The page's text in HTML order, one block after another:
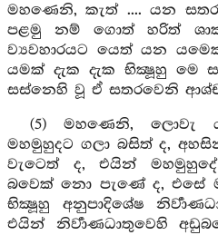
මහණෙනි, කැත් .... යන
පළමු නම් ගොත් හරිත්
ව්‍යවහාරයට යෙත් යන
යමක් දැක දැක භික්‍ෂූහු
සස්නෙහි වූ ඒ සතරවෙනි
(5) මහණෙනි,
මහමුහුදට ගලා බසිත් ද,
වැටෙත් ද, එයින්
බවෙක් නො පැණේ ද,
භික්‍ෂූහු අනුපාදිශේෂ
එයින් නිර්‍වාණධාතුවෙහි